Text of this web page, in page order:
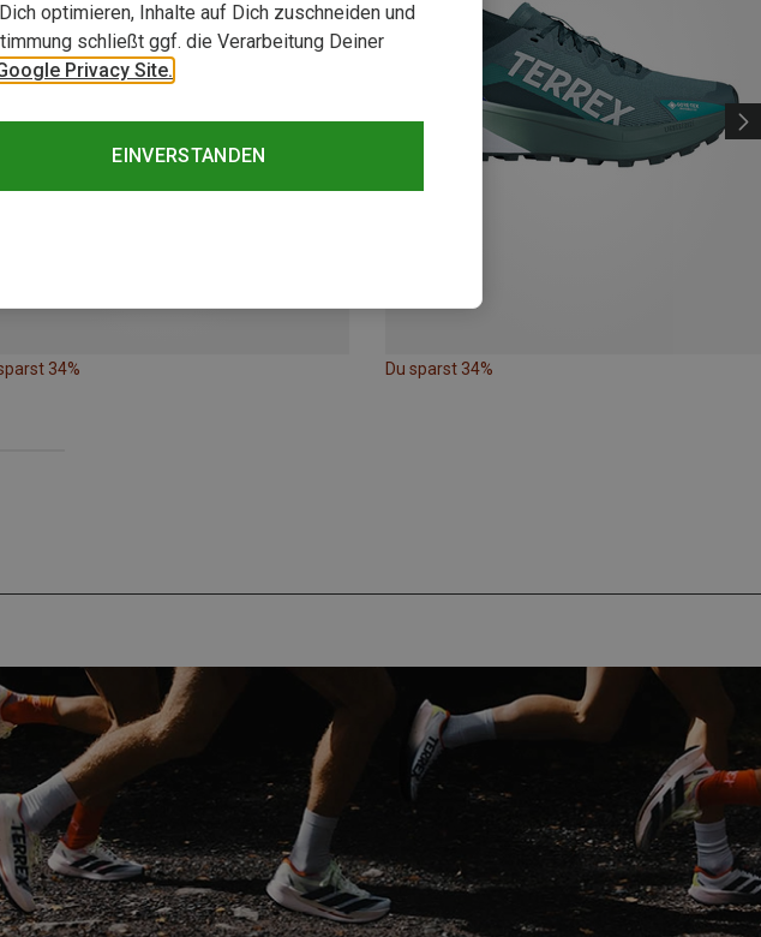
34% Du sparst 34%
optimieren, Inhalte auf Dich zuschneiden und
schließt ggf. die Verarbeitung Deiner
Privacy Site.
EINVERSTANDEN